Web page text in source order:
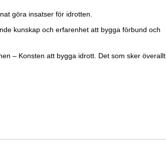
göra insatser för idrotten.
kunskap och erfarenhet att bygga förbund och
– Konsten att bygga idrott. Det som sker överallt